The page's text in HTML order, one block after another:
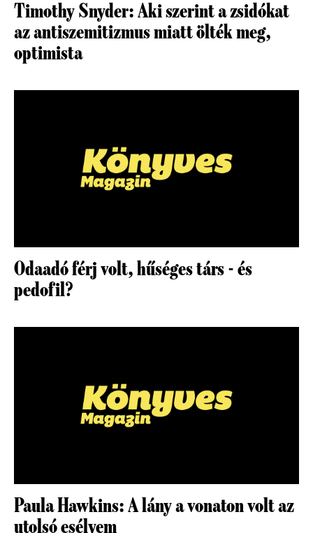
Timothy Snyder: Aki szerint a zsidókat
az antiszemitizmus miatt ölték meg,
optimista
Odaadó férj volt, hűséges társ - és
pedofil?
Paula Hawkins: A lány a vonaton volt az
utolsó esélyem